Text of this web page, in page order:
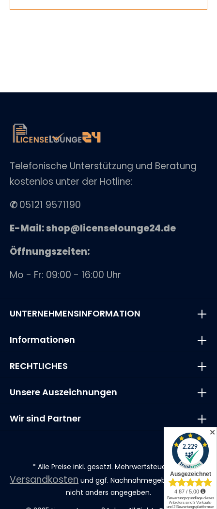
Telefonische Unterstützung und Beratung
kostenlos unter der Hotline:
✆05121 9571190
E-Mail: shop@licenselounge24.de
Öffnungszeiten:
Mo - Fr: 09:00 - 16:00 Uhr
UNTERNEHMENSINFORMATION
Informationen
RECHTLICHES
Unsere Auszeichnungen
Wir sind Partner
* Alle Preise inkl. gesetzl. Mehrwertsteuer zzgl.
Versandkosten und ggf. Nachnahmegebühren, wenn
nicht anders angegeben.
✕